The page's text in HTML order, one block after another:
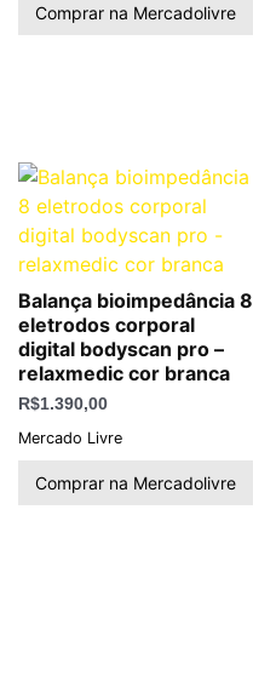
Comprar na Mercadolivre
Balança bioimpedância 8
eletrodos corporal
digital bodyscan pro –
relaxmedic cor branca
R$1.390,00
Mercado Livre
Comprar na Mercadolivre